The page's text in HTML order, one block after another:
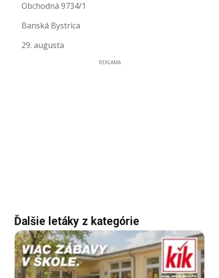
Obchodná 9734/1
Banská Bystrica
29. augusta
REKLAMA
Ďalšie letáky z kategórie